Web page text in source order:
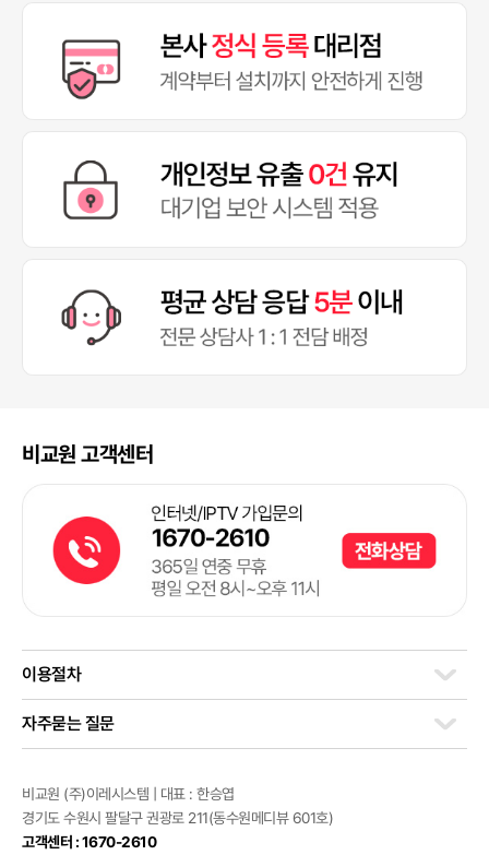
비교원 고객센터
이용절차
자주묻는 질문
비교원 (주)이레시스템 | 대표 : 한승엽
경기도 수원시 팔달구 권광로 211(동수원메디뷰 601호)
고객센터 : 1670-2610